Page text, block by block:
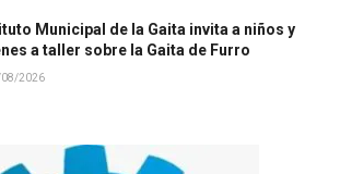
Municipal de la Gaita invita a niños y
a taller sobre la Gaita de Furro
2026